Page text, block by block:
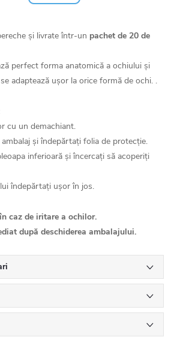
și livrate într-un pachet de 20 de
perfect forma anatomică a ochiului și
adaptează ușor la orice formă de ochi. .
cu un demachiant.
și îndepărtați folia de protecție.
inferioară și încercați să acoperiți
îndepărtați ușor în jos.
caz de iritare a ochilor.
după deschiderea ambalajului.